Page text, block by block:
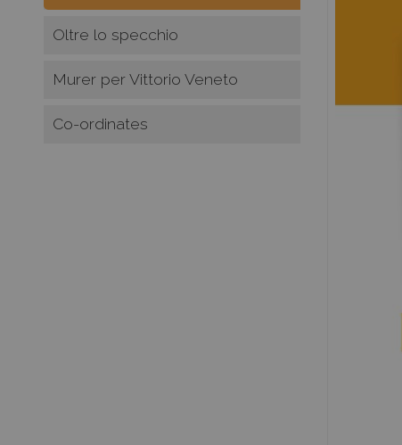
Oltre lo specchio
Murer per Vittorio Veneto
Co-ordinates